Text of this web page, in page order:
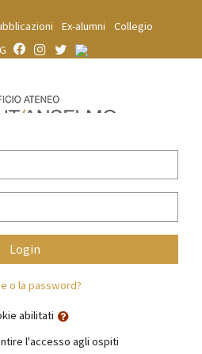
Ex-alumni
Collegio
Login
o la password?
abilitati
l'accesso agli ospiti